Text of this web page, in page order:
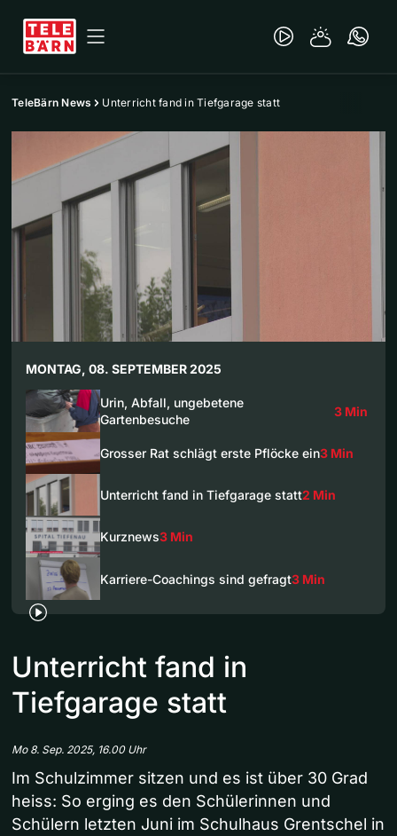
TeleBärn News Unterricht fand in Tiefgarage statt
MONTAG, 08. SEPTEMBER 2025
Urin, Abfall, ungebetene
Gartenbesuche
3 Min
Grosser Rat schlägt erste Pflöcke ein3 Min
Unterricht fand in Tiefgarage statt2 Min
Kurznews3 Min
Karriere-Coachings sind gefragt3 Min
Unterricht fand in
Tiefgarage statt
Mo 8. Sep. 2025, 16.00 Uhr
Im Schulzimmer sitzen und es ist über 30 Grad
heiss: So erging es den Schülerinnen und
Schülern letzten Juni im Schulhaus Grentschel in